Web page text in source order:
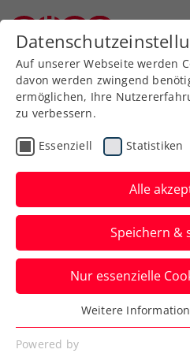
Zurück zur
Bundesliga
Senioren-
Meistertitel
Henndorf
Weitere Siegerteams
Die Nächsten folgen
Verfasst von: Herbert Riederer /
Auf unserer Webseite werden
davon werden zwingend
ermöglichen, Ihre
zu verbessern.
Essenziell Statistiken
Alle
Speichern &
Nur essenzielle
Essenziell
Essenzielle Cookies werden
Weitere
Powered by